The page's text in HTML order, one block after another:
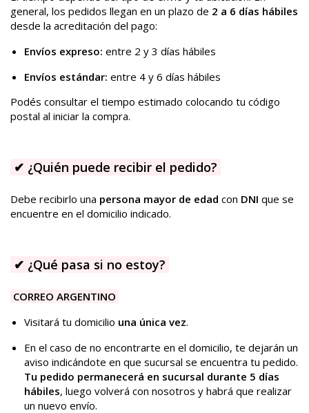
general, los pedidos llegan en un plazo de 2 a 6 días hábiles
desde la acreditación del pago:
Envíos expreso: entre 2 y 3 días hábiles
Envíos estándar: entre 4 y 6 días hábiles
Podés consultar el tiempo estimado colocando tu código
postal al iniciar la compra.
✔ ¿Quién puede recibir el pedido?
Debe recibirlo una persona mayor de edad con DNI que se
encuentre en el domicilio indicado.
✔ ¿Qué pasa si no estoy?
CORREO ARGENTINO
Visitará tu domicilio una única vez.
En el caso de no encontrarte en el domicilio, te dejarán un
aviso indicándote en que sucursal se encuentra tu pedido.
Tu pedido permanecerá en sucursal durante 5 días
hábiles, luego volverá con nosotros y habrá que realizar
un nuevo envío.